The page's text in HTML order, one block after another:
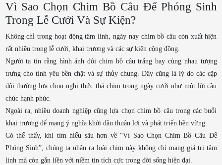
Vì Sao Chọn Chim Bồ Câu Để Phóng Sinh
Trong Lễ Cưới Và Sự Kiện?
Không chỉ trong hoạt động tâm linh, ngày nay chim bồ câu còn xuất hiện
rất nhiều trong lễ cưới, khai trương và các sự kiện cộng đồng.
Người ta tin rằng hình ảnh đôi chim bồ câu trắng bay cùng nhau tượng
trưng cho tình yêu bền chặt và sự thủy chung. Đây cũng là lý do các cặp
đôi thường lựa chọn nghi thức thả chim trong ngày cưới như một lời cầu
chúc hạnh phúc.
Ngoài ra, nhiều doanh nghiệp cũng lựa chọn chim bồ câu trong các buổi
khai trương để mang ý nghĩa khởi đầu thuận lợi và phát triển bền vững.
Có thể thấy, khi tìm hiểu sâu hơn về “Vì Sao Chọn Chim Bồ Câu Để
Phóng Sinh”, chúng ta nhận ra loài chim này không chỉ mang giá trị tâm
linh mà còn gắn liền với niềm tin tích cực trong đời sống hiện đại.